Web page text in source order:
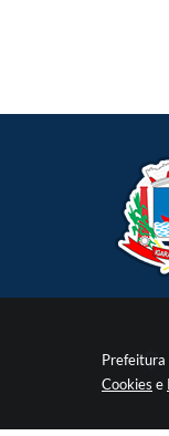
Prefeitura
Cookies e